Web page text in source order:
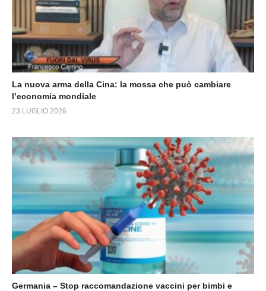
La nuova arma della Cina: la mossa che può cambiare
l’economia mondiale
23 LUGLIO 2026
Germania – Stop raccomandazione vaccini per bimbi e